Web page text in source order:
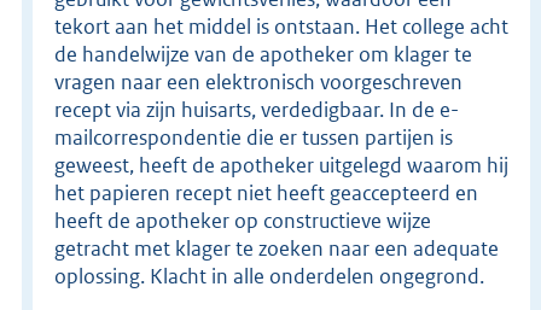
tekort aan het middel is ontstaan. Het college acht
de handelwijze van de apotheker om klager te
vragen naar een elektronisch voorgeschreven
recept via zijn huisarts, verdedigbaar. In de e-
mailcorrespondentie die er tussen partijen is
geweest, heeft de apotheker uitgelegd waarom hij
het papieren recept niet heeft geaccepteerd en
heeft de apotheker op constructieve wijze
getracht met klager te zoeken naar een adequate
oplossing. Klacht in alle onderdelen ongegrond.